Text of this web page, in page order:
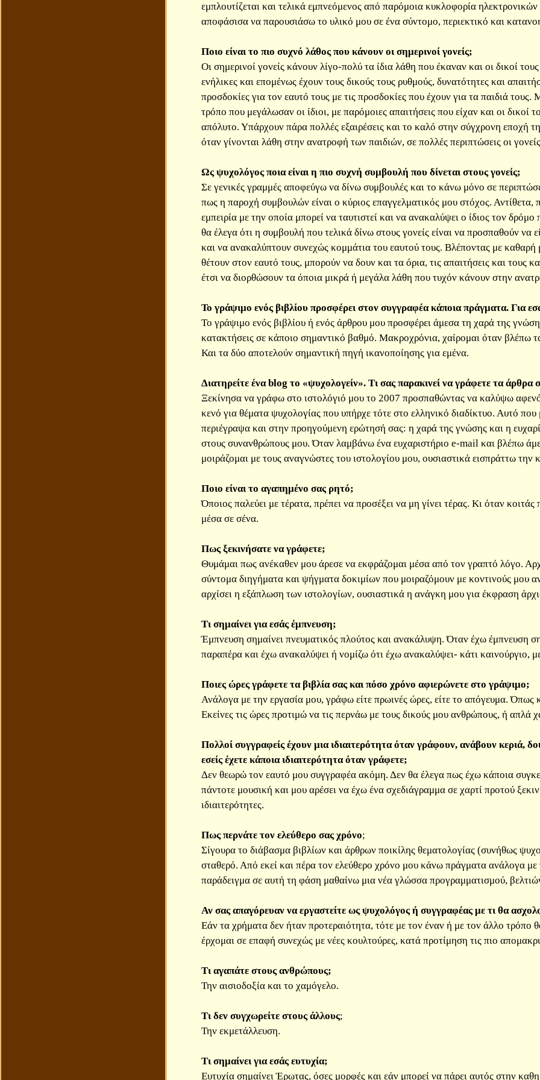
εμπλουτίζεται και τελικά εμπνεόμενος από παρόμοια κυκλοφορία
αποφάσισα να παρουσιάσω το υλικό μου σε ένα σύντομο, περιεκτικό και
Ποιο είναι το πιο συχνό λάθος που κάνουν οι σημερινοί γονείς;
Οι σημερινοί γονείς κάνουν λίγο-πολύ τα ίδια λάθη που έκαναν και οι δικοί τους
ενήλικες και επομένως έχουν τους δικούς τους ρυθμούς, δυνατότητες και
προσδοκίες για τον εαυτό τους με τις προσδοκίες που έχουν για τα παιδιά
τρόπο που μεγάλωσαν οι ίδιοι, με παρόμοιες απαιτήσεις που είχαν και οι δικοί
απόλυτο. Υπάρχουν πάρα πολλές εξαιρέσεις και το καλό στην σύγχρονη εποχή
όταν γίνονται λάθη στην ανατροφή των παιδιών, σε πολλές περιπτώσεις οι
Ως ψυχολόγος ποια είναι η πιο συχνή συμβουλή που δίνεται στους γονείς;
Σε γενικές γραμμές αποφεύγω να δίνω συμβουλές και το κάνω μόνο σε
πως η παροχή συμβουλών είναι ο κύριος επαγγελματικός μου στόχος.
εμπειρία με την οποία μπορεί να ταυτιστεί και να ανακαλύψει ο ίδιος τον
θα έλεγα ότι η συμβουλή που τελικά δίνω στους γονείς είναι να προσπαθούν να
και να ανακαλύπτουν συνεχώς κομμάτια του εαυτού τους. Βλέποντας με καθαρή
θέτουν στον εαυτό τους, μπορούν να δουν και τα όρια, τις απαιτήσεις και τους
έτσι να διορθώσουν τα όποια μικρά ή μεγάλα λάθη που τυχόν κάνουν στην
Το γράψιμο ενός βιβλίου προσφέρει στον συγγραφέα κάποια πράγματα. Για
Το γράψιμο ενός βιβλίου ή ενός άρθρου μου προσφέρει άμεσα τη χαρά της
κατακτήσεις σε κάποιο σημαντικό βαθμό. Μακροχρόνια, χαίρομαι όταν βλέπω
Και τα δύο αποτελούν σημαντική πηγή ικανοποίησης για εμένα.
Διατηρείτε ένα blog το «ψυχολογείν». Τι σας παρακινεί να γράφετε τα άρθρα
Ξεκίνησα να γράφω στο ιστολόγιό μου το 2007 προσπαθώντας να καλύψω
κενό για θέματα ψυχολογίας που υπήρχε τότε στο ελληνικό διαδίκτυο. Αυτό
περιέγραψα και στην προηγούμενη ερώτησή σας: η χαρά της γνώσης και η
στους συνανθρώπους μου. Όταν λαμβάνω ένα ευχαριστήριο e-mail και βλέπω
μοιράζομαι με τους αναγνώστες του ιστολογίου μου, ουσιαστικά εισπράττω την
Ποιο είναι το αγαπημένο σας ρητό;
Όποιος παλεύει με τέρατα, πρέπει να προσέξει να μη γίνει τέρας. Κι όταν
μέσα σε σένα.
Πως ξεκινήσατε να γράφετε;
Θυμάμαι πως ανέκαθεν μου άρεσε να εκφράζομαι μέσα από τον γραπτό λόγο.
σύντομα διηγήματα και ψήγματα δοκιμίων που μοιραζόμουν με κοντινούς μου
αρχίσει η εξάπλωση των ιστολογίων, ουσιαστικά η ανάγκη μου για έκφραση
Τι σημαίνει για εσάς έμπνευση;
Έμπνευση σημαίνει πνευματικός πλούτος και ανακάλυψη. Όταν έχω έμπνευση
παραπέρα και έχω ανακαλύψει ή νομίζω ότι έχω ανακαλύψει- κάτι καινούργιο,
Ποιες ώρες γράφετε τα βιβλία σας και πόσο χρόνο αφιερώνετε στο γράψιμο;
Ανάλογα με την εργασία μου, γράφω είτε πρωινές ώρες, είτε το απόγευμα. Όπως
Εκείνες τις ώρες προτιμώ να τις περνάω με τους δικούς μου ανθρώπους, ή απλά
Πολλοί συγγραφείς έχουν μια ιδιαιτερότητα όταν γράφουν, ανάβουν κεριά,
εσείς έχετε κάποια ιδιαιτερότητα όταν γράφετε;
Δεν θεωρώ τον εαυτό μου συγγραφέα ακόμη. Δεν θα έλεγα πως έχω κάποια
πάντοτε μουσική και μου αρέσει να έχω ένα σχεδιάγραμμα σε χαρτί προτού
ιδιαιτερότητες.
Πως περνάτε τον ελεύθερο σας χρόνο;
Σίγουρα το διάβασμα βιβλίων και άρθρων ποικίλης θεματολογίας (συνήθως
σταθερό. Από εκεί και πέρα τον ελεύθερο χρόνο μου κάνω πράγματα ανάλογα με
παράδειγμα σε αυτή τη φάση μαθαίνω μια νέα γλώσσα προγραμματισμού,
Αν σας απαγόρευαν να εργαστείτε ως ψυχολόγος ή συγγραφέας με τι θα
Εάν τα χρήματα δεν ήταν προτεραιότητα, τότε με τον έναν ή με τον άλλο τρόπο
έρχομαι σε επαφή συνεχώς με νέες κουλτούρες, κατά προτίμηση τις πιο
Τι αγαπάτε στους ανθρώπους;
Την αισιοδοξία και το χαμόγελο.
Τι δεν συγχωρείτε στους άλλους;
Την εκμετάλλευση.
Τι σημαίνει για εσάς ευτυχία;
Ευτυχία σημαίνει Έρωτας, όσες μορφές και εάν μπορεί να πάρει αυτός στην